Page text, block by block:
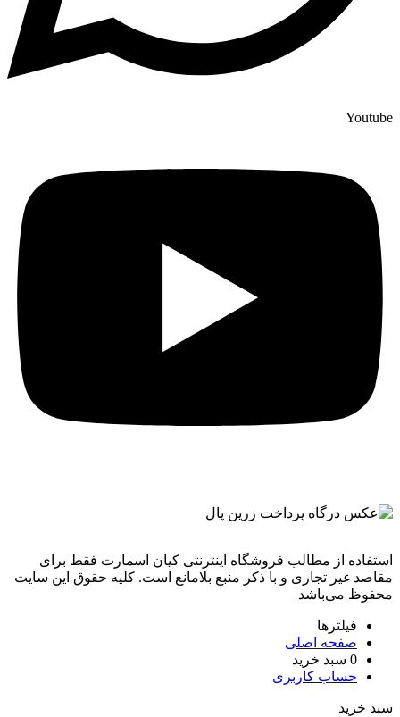
Youtube
استفاده از مطالب فروشگاه اینترنتی کیان اسمارت فقط برای
مقاصد غیر تجاری و با ذکر منبع بلامانع است. کليه حقوق اين سايت
محفوظ می‌باشد
فیلترها
صفحه اصلی
0 سبد خرید
حساب کاربری
سبد خرید